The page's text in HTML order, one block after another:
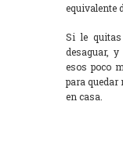
equivalente
Si le
desaguar,
esos poco
para quedar
en casa.